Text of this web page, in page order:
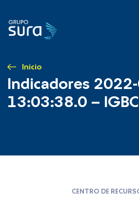
Inicio
Indicadores
13:03:38.0 –
CENTRO DE